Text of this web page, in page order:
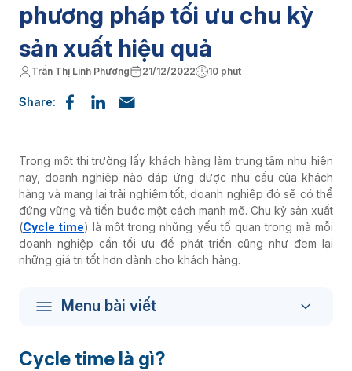
phương pháp tối ưu chu kỳ
sản xuất hiệu quả
Trần Thị Linh Phương 21/12/2022 10 phút
Share:
Trong một thị trường lấy khách hàng làm trung tâm như hiện
nay, doanh nghiệp nào đáp ứng được nhu cầu của khách
hàng và mang lại trải nghiệm tốt, doanh nghiệp đó sẽ có thể
đứng vững và tiến bước một cách mạnh mẽ. Chu kỳ sản xuất
(Cycle time) là một trong những yếu tố quan trọng mà mỗi
doanh nghiệp cần tối ưu để phát triển cũng như đem lại
những giá trị tốt hơn dành cho khách hàng.
Menu bài viết
Cycle time là gì?